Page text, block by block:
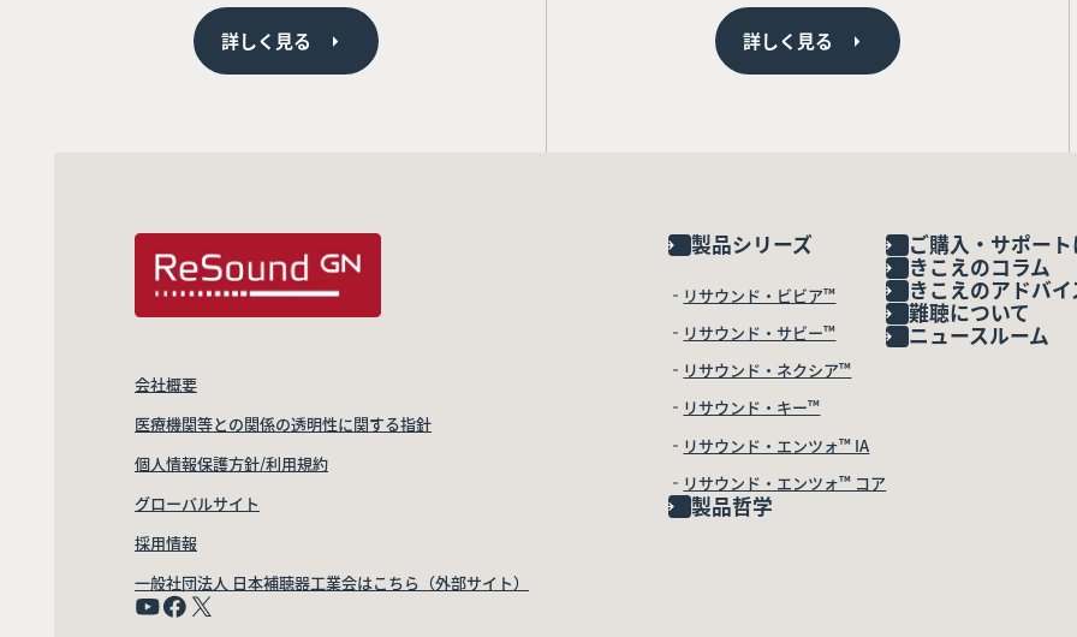
詳しく見る 詳しく見る
製品シリーズ
リサウンド・ビビア™
リサウンド・サビー™
リサウンド・ネクシア™
リサウンド・キー™
リサウンド・エンツォ™ IA
リサウンド・エンツォ™ コア
製品哲学
ご購入・サポー
きこえのコラム
きこえのアドバイ
難聴について
ニュースルーム
会社概要
医療機関等との関係の透明性に関する指針
個人情報保護方針/利用規約
グローバルサイト
採用情報
一般社団法人 日本補聴器工業会はこちら（外部サイト）